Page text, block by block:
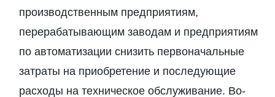
производственным предприятиям,
перерабатывающим заводам и предприятиям
по автоматизации снизить первоначальные
затраты на приобретение и последующие
расходы на техническое обслуживание. Во-